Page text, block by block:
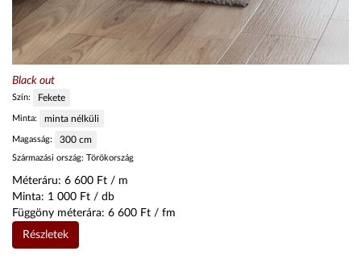
Black out
Szín: Fekete
Minta: minta nélküli
Magasság: 300 cm
Származási ország: Törökország
Méteráru: 6 600 Ft / m
Minta: 1 000 Ft / db
Függöny méterára: 6 600 Ft / fm
Részletek